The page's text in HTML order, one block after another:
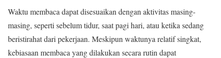
Waktu membaca dapat disesuaikan dengan aktivitas masing-
masing, seperti sebelum tidur, saat pagi hari, atau ketika sedang
beristirahat dari pekerjaan. Meskipun waktunya relatif singkat,
kebiasaan membaca yang dilakukan secara rutin dapat